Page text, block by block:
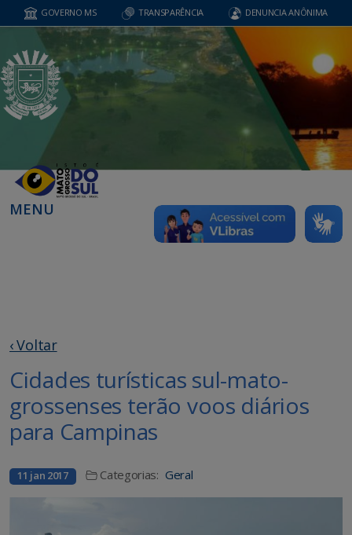
GOVERNO MS TRANSPARÊNCIA DENUNCIA ANÔNIMA
MENU
‹ Voltar
Cidades turísticas sul-mato-
grossenses terão voos diários
para Campinas
11 jan 2017 Categorias: Geral